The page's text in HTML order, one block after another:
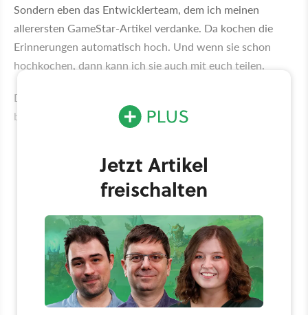
Sondern eben das Entwicklerteam, dem ich meinen
allerersten GameStar-Artikel verdanke. Da kochen die
Erinnerungen automatisch hoch. Und wenn sie schon
hochkochen, dann kann ich sie auch mit euch teilen.
Denn diese Erinnerung zeigt für mich eindrücklich, wie
besonders Monolith war.
Jetzt Artikel
freischalten